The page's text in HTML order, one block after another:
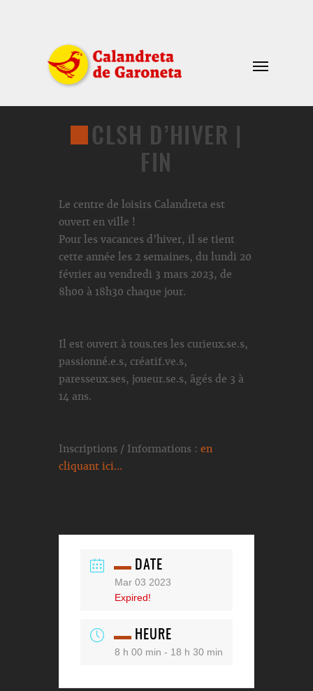
CLSH D’HIVER |
FIN
Le centre de loisirs Calandreta est
ouvert en ville !
Pour les vacances d’hiver, il se tient
cette année les 2 semaines, du lundi 20
février au vendredi 3 mars 2023, de
8h00 à 18h30 chaque jour.
Il est ouvert à tous.tes les curieux.se.s,
passionné.e.s, créatif.ve.s,
paresseux.ses, joueur.se.s, âgés de 3 à
14 ans.
Inscriptions / Informations : en
cliquant ici…
DATE
Mar 03 2023
Expired!
HEURE
8 h 00 min - 18 h 30 min